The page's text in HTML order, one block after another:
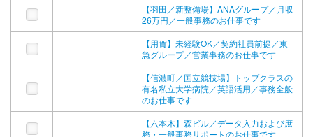
【羽田／新整備場】ANAグループ／月収
26万円／一般事務のお仕事です
【用賀】未経験OK／契約社員前提／東
急グループ／営業事務のお仕事です
【信濃町／国立競技場】トップクラスの
有名私立大学病院／英語活用／事務全般
のお仕事です
【六本木】森ビル／データ入力および庶
務・一般事務サポートのお仕事です